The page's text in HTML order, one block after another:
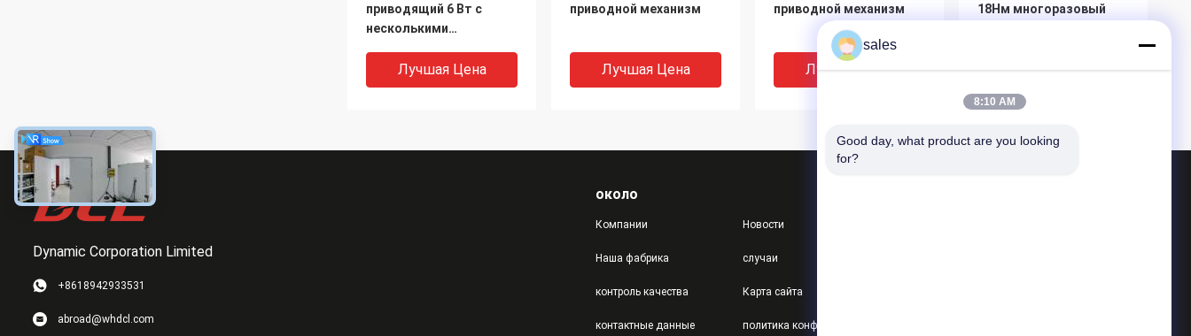
приводящий 6 Вт с
несколькими
Лучшая Цена
приводной механизм
Лучшая Цена
приводной механизм
Лучшая Цена
18Нм многоразовый
Лучшая Цена
Высокозапечатанный
Dynamic Corporation Limited
+8618942933531
abroad@whdcl.com
около
Компании
Наша фабрика
контроль качества
контактные данные
Новости
случаи
Карта сайта
sales
8:10 AM
Good day, what product are you looking
for?